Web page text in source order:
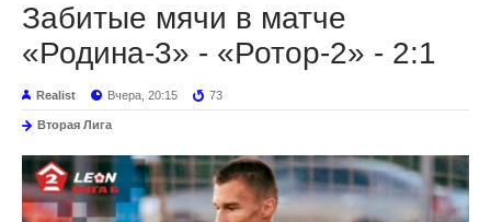
Забитые мячи в матче
«Родина-3» - «Ротор-2» - 2:1
Realist Вчера, 20:15 73
Вторая Лига